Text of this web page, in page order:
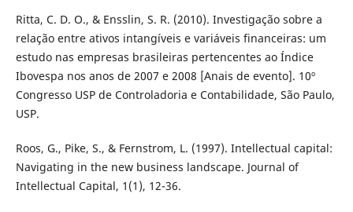
Ritta, C. D. O., & Ensslin, S. R. (2010). Investigação sobre a
relação entre ativos intangíveis e variáveis financeiras: um
estudo nas empresas brasileiras pertencentes ao Índice
Ibovespa nos anos de 2007 e 2008 [Anais de evento]. 10º
Congresso USP de Controladoria e Contabilidade, São Paulo,
USP.
Roos, G., Pike, S., & Fernstrom, L. (1997). Intellectual capital:
Navigating in the new business landscape. Journal of
Intellectual Capital, 1(1), 12-36.